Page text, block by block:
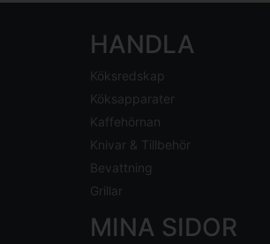
HANDLA
Köksredskap
Köksapparater
Kaffehörnan
Knivar & Tillbehör
Bevattning
Grillar
MINA SIDOR